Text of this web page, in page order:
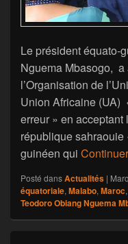
Le président équato-
Nguema Mbasogo,
l’Organisation de
Union Africaine (UA)
erreur » en acceptant
république
guinéen qui
Posté dansActualités |
équatoriale,Malabo,Maroc,
Teodoro Obiang Nguema